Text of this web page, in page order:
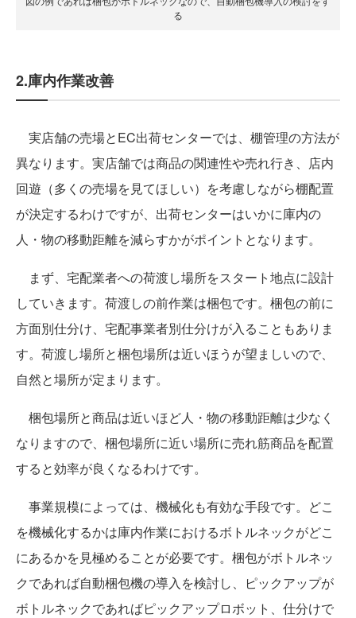
る
2.庫内作業改善
実店舗の売場とEC出荷センターでは、棚管理の方法が
異なります。実店舗では商品の関連性や売れ行き、店内
回遊（多くの売場を見てほしい）を考慮しながら棚配置
が決定するわけですが、出荷センターはいかに庫内の
人・物の移動距離を減らすかがポイントとなります。
まず、宅配業者への荷渡し場所をスタート地点に設計
していきます。荷渡しの前作業は梱包です。梱包の前に
方面別仕分け、宅配事業者別仕分けが入ることもありま
す。荷渡し場所と梱包場所は近いほうが望ましいので、
自然と場所が定まります。
梱包場所と商品は近いほど人・物の移動距離は少なく
なりますので、梱包場所に近い場所に売れ筋商品を配置
すると効率が良くなるわけです。
事業規模によっては、機械化も有効な手段です。どこ
を機械化するかは庫内作業におけるボトルネックがどこ
にあるかを見極めることが必要です。梱包がボトルネッ
クであれば自動梱包機の導入を検討し、ピックアップが
ボトルネックであればピックアップロボット、仕分けで